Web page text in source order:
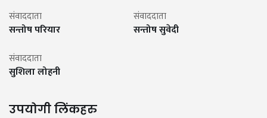
संवाददाता
सन्तोष परियार
संवाददाता
सन्तोष सुवेदी
संवाददाता
सुशिला लोहनी
उपयोगी लिंकहरु